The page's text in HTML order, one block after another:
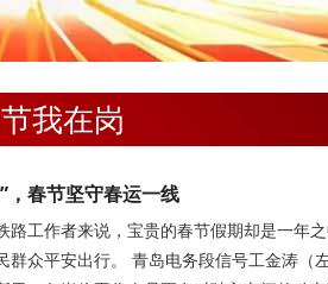
我在岗
，春节坚守春运一线
路工作者来说，宝贵的春节假期却是一年
众平安出行。 青岛电务段信号工金涛（